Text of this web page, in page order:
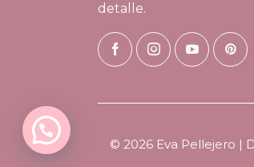
detalle.
© 2026 Eva Pellejero |